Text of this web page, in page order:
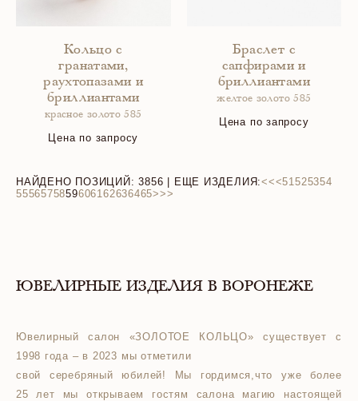
Кольцо с
гранатами,
раухтопазами и
бриллиантами
красное золото 585
Цена по запросу
Браслет с
сапфирами и
бриллиантами
желтое золото 585
Цена по запросу
НАЙДЕНО ПОЗИЦИЙ:3856 | ЕЩЕ ИЗДЕЛИЯ:<<<51525354
5556575859606162636465>>>
ЮВЕЛИРНЫЕ ИЗДЕЛИЯ В ВОРОНЕЖЕ
Ювелирный салон «ЗОЛОТОЕ КОЛЬЦО» существует с
1998 года – в 2023 мы отметили
свой серебряный юбилей! Мы гордимся,что уже более
25 лет мы открываем гостям салона магию настоящей